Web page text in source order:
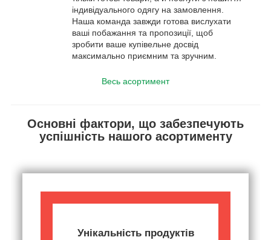
індивідуального одягу на замовлення.
Наша команда завжди готова вислухати
ваші побажання та пропозиції, щоб
зробити ваше купівельне досвід
максимально приємним та зручним.
Весь асортимент
Основні фактори, що забезпечують
успішність нашого асортименту
Унікальність продуктів